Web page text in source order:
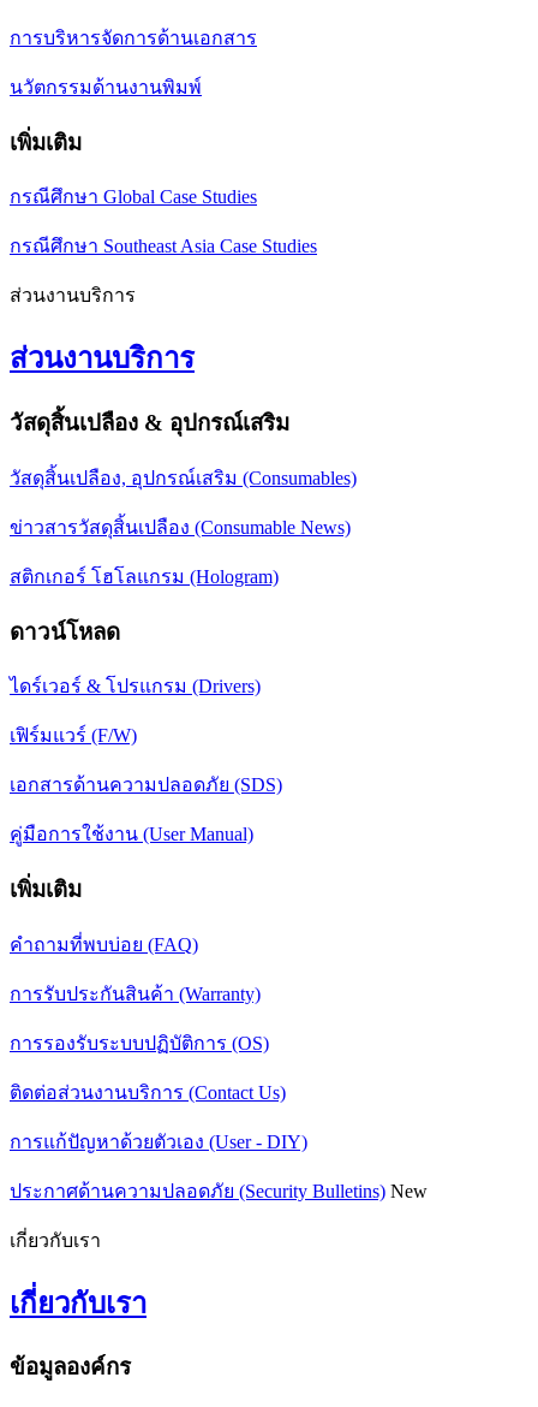
การบริหารจัดการด้านเอกสาร
นวัตกรรมด้านงานพิมพ์
เพิ่มเติม
กรณีศึกษา Global Case Studies
กรณีศึกษา Southeast Asia Case Studies
ส่วนงานบริการ
ส่วนงานบริการ
วัสดุสิ้นเปลือง & อุปกรณ์เสริม
วัสดุสิ้นเปลือง, อุปกรณ์เสริม (Consumables)
ข่าวสารวัสดุสิ้นเปลือง (Consumable News)
สติกเกอร์ โฮโลแกรม (Hologram)
ดาวน์โหลด
ไดร์เวอร์ & โปรแกรม (Drivers)
เฟิร์มแวร์ (F/W)
เอกสารด้านความปลอดภัย (SDS)
คู่มือการใช้งาน (User Manual)
เพิ่มเติม
คำถามที่พบบ่อย (FAQ)
การรับประกันสินค้า (Warranty)
การรองรับระบบปฏิบัติการ (OS)
ติดต่อส่วนงานบริการ (Contact Us)
การแก้ปัญหาด้วยตัวเอง (User - DIY)
ประกาศด้านความปลอดภัย (Security Bulletins) New
เกี่ยวกับเรา
เกี่ยวกับเรา
ข้อมูลองค์กร